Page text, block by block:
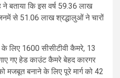
बताया कि इस वर्ष 59.36 लाख
से 51.06 लाख श्रद्धालुओं ने चारों
के लिए 1600 सीसीटीवी कैमरे, 13
गए हेड काउंट कैमरे बेहद कारगर
मजबूत बनाने के लिए पूरे मार्ग को 42